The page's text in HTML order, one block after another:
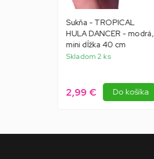
Sukňa - TROPICAL
HULA DANCER - modrá,
mini dĺžka 40 cm
Skladom 2 ks
2,99 € Do košíka